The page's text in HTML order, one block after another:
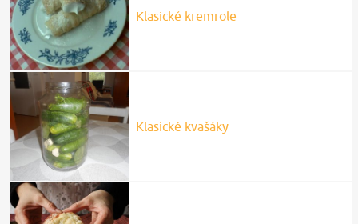
Klasické kremrole
Klasické kvašáky